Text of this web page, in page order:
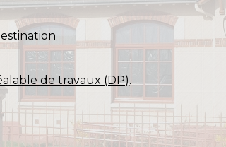
de travaux (DP).